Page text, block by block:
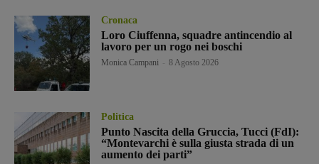
Cronaca
Loro Ciuffenna, squadre antincendio al
lavoro per un rogo nei boschi
Monica Campani 8 Agosto 2026
Politica
Punto Nascita della Gruccia, Tucci (FdI):
“Montevarchi è sulla giusta strada di un
aumento dei parti”